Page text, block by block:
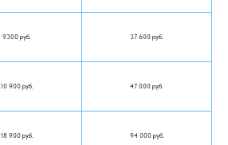
9300 руб. 37 600 руб.
10 900 руб. 47 000 руб.
18 900 руб. 94 000 руб.